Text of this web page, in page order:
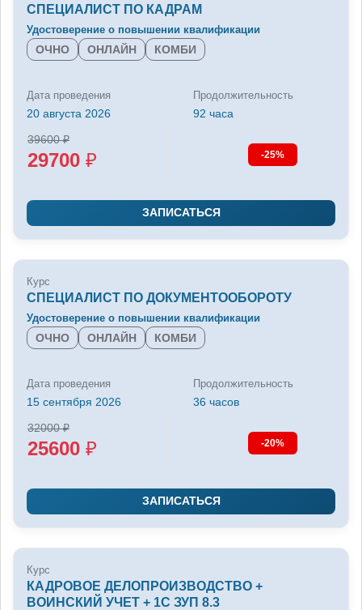
СПЕЦИАЛИСТ ПО КАДРАМ
Удостоверение о повышении квалификации
ОЧНО ОНЛАЙН КОМБИ
Дата проведения
20 августа 2026
39600₽
29700 ₽
Продолжительность
92 часа
-25%
ЗАПИСАТЬСЯ
Курс
СПЕЦИАЛИСТ ПО ДОКУМЕНТООБОРОТУ
Удостоверение о повышении квалификации
ОЧНО ОНЛАЙН КОМБИ
Дата проведения
15 сентября 2026
32000₽
25600 ₽
Продолжительность
36 часов
-20%
ЗАПИСАТЬСЯ
Курс
КАДРОВОЕ ДЕЛОПРОИЗВОДСТВО +
ВОИНСКИЙ УЧЕТ + 1С ЗУП 8.3